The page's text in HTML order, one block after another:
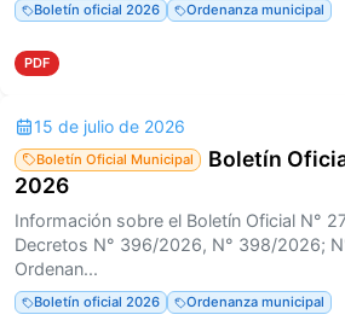
Boletín oficial 2026 Ordenanza municipal
PDF
15 de julio de 2026
Boletín Oficial Municipal
Boletín
2026
Información sobre el Boletín Oficial N°
Decretos N° 396/2026, N° 398/2026;
Ordenan...
Boletín oficial 2026 Ordenanza municipal